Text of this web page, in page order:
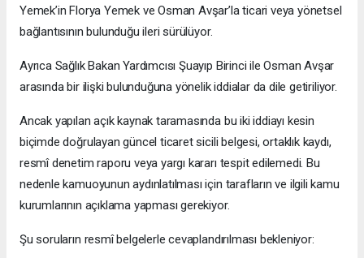
Yemek’in Florya Yemek ve Osman Avşar’la ticari veya yönetsel
bağlantısının bulunduğu ileri sürülüyor.
Ayrıca Sağlık Bakan Yardımcısı Şuayıp Birinci ile Osman Avşar
arasında bir ilişki bulunduğuna yönelik iddialar da dile getiriliyor.
Ancak yapılan açık kaynak taramasında bu iki iddiayı kesin
biçimde doğrulayan güncel ticaret sicili belgesi, ortaklık kaydı,
resmî denetim raporu veya yargı kararı tespit edilemedi. Bu
nedenle kamuoyunun aydınlatılması için tarafların ve ilgili kamu
kurumlarının açıklama yapması gerekiyor.
Şu soruların resmî belgelerle cevaplandırılması bekleniyor: